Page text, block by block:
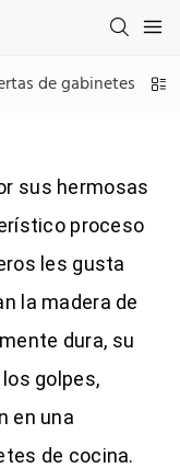
de gabinetes
sus hermosas
proceso
les gusta
la madera de
dura, su
golpes,
en una
de cocina.